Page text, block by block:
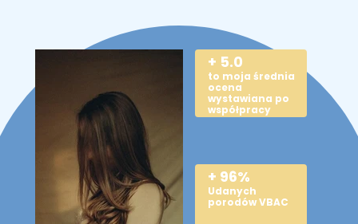
Udanych
porodów VBAC
+ 96%
to moja średnia
ocena
wystawiana po
współpracy
+ 5.0